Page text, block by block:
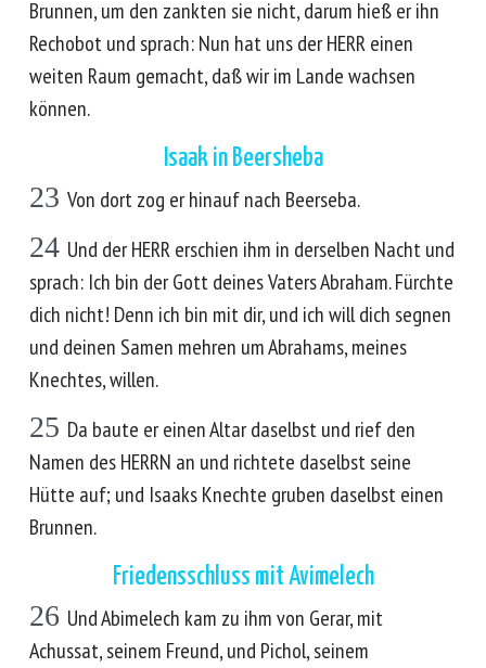
Brunnen, um den zankten sie nicht, darum hieß er ihn
Rechobot und sprach: Nun hat uns der HERR einen
weiten Raum gemacht, daß wir im Lande wachsen
können.
Isaak in Beersheba
23 Von dort zog er hinauf nach Beerseba.
24 Und der HERR erschien ihm in derselben Nacht und
sprach: Ich bin der Gott deines Vaters Abraham. Fürchte
dich nicht! Denn ich bin mit dir, und ich will dich segnen
und deinen Samen mehren um Abrahams, meines
Knechtes, willen.
25 Da baute er einen Altar daselbst und rief den
Namen des HERRN an und richtete daselbst seine
Hütte auf; und Isaaks Knechte gruben daselbst einen
Brunnen.
Friedensschluss mit Avimelech
26 Und Abimelech kam zu ihm von Gerar, mit
Achussat, seinem Freund, und Pichol, seinem